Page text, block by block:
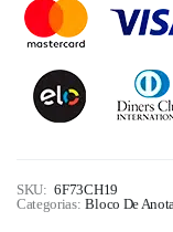
SKU: 6F73CH19
Categorias: Bloco De